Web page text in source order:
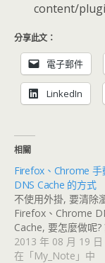
content/
分享此文：
電子郵件
LinkedIn
相關
Firefox、Chrome 手
DNS Cache 的方式
不使用外掛, 要清除
Firefox、Chrome
Cache, 要怎麼做呢
2013 年 08 月 19 日
在「My_Note」中